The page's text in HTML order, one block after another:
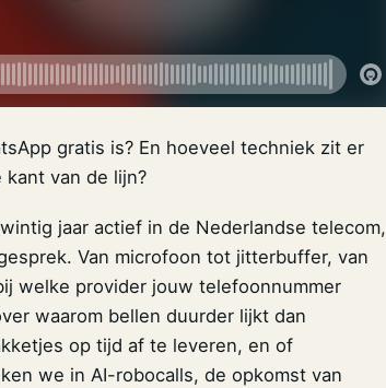
gratis is? En hoeveel techniek zit er
van de lijn?
jaar actief in de Nederlandse telecom,
Van microfoon tot jitterbuffer, van
welke provider jouw telefoonnummer
waarom bellen duurder lijkt dan
op tijd af te leveren, en of
we in AI-robocalls, de opkomst van